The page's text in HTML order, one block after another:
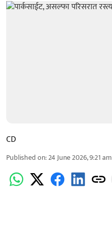
CD
Published on:24 June 2026, 9:21 am